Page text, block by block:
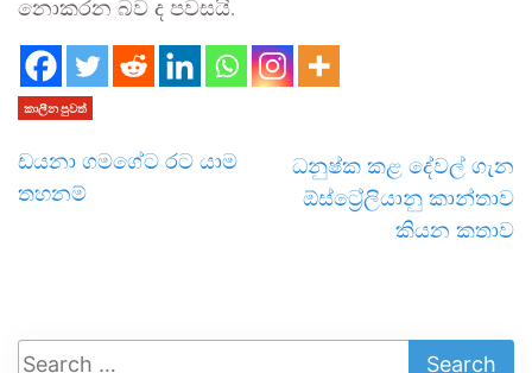
නොකරන බව ද පවසයි.
කාලීන පුවත්
ඩයනා ගමගේට රට යාම
තහනම්
ධනුෂ්ක කළ දේවල් ගැන
ඕස්ට්‍රේලියානු කාන්තාව
කියන කතාව